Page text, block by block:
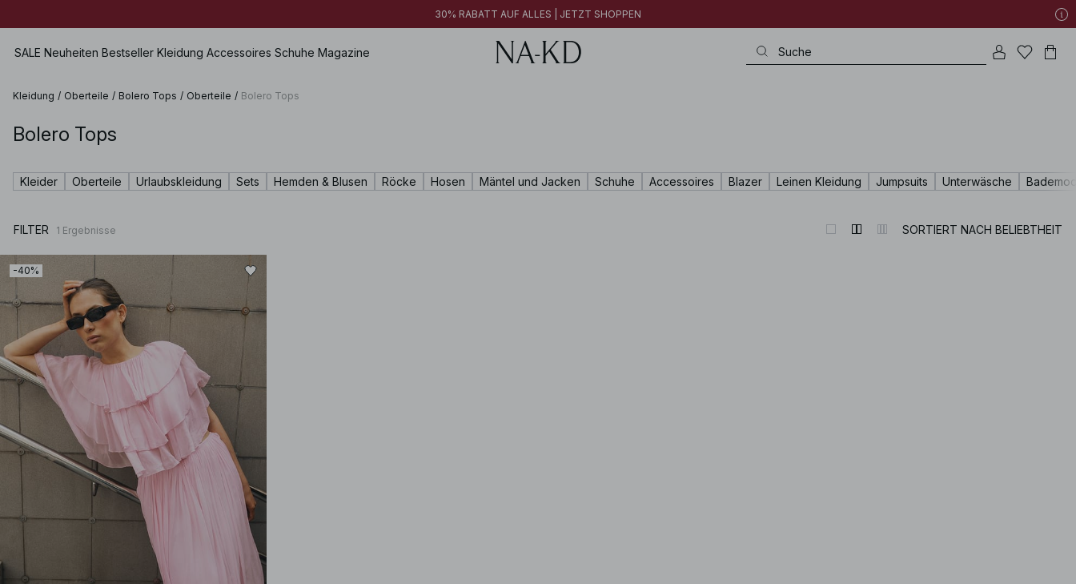
30% RABATT AUF ALLES | JETZT SHOPPEN
FINAL SALE | JETZT SHOPPEN
30% RABATT AUF ALLES | JETZT SHOPPEN
SALE Neuheiten Bestseller Kleidung Accessoires Schuhe Magazine
Alle anzeigen
Kleider
Pullover
Kapuzenpullover & Pullover
Hemden & Blusen
Mäntel & Jacken
Blazer
Hosen
Shorts
Sets
Premium Selection
Kommt bald
Alle anzeigen
Schmuck
Gürtel
Schals & Tücher
Hüte & Mützen
Haarschmuck
Handschuhe
Alle anzeigen
Schuhe mit Absatz
Stiefel
Kleidung / Oberteile / Bolero Tops / Oberteile / Bolero Tops
Bolero Tops
Kleider Oberteile Urlaubskleidung Sets Hemden & Blusen Röcke Hosen Mäntel und Jacken Schuhe Accessoires Blazer Leinen Kleidung Jumpsuits Unterwäsche
FILTER 1 Ergebnisse SORTIERT NACH BELIEBTHEIT
-40%